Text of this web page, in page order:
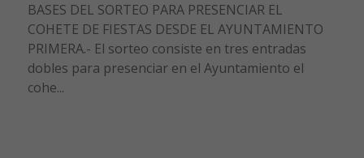
BASES DEL SORTEO PARA PRESENCIAR EL
COHETE DE FIESTAS DESDE EL AYUNTAMIENTO
PRIMERA.- El sorteo consiste en tres entradas
dobles para presenciar en el Ayuntamiento el
cohe...